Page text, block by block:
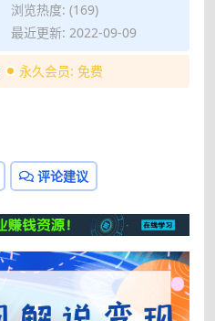
浏览热度: (169)
最近更新: 2022-09-09
永久会员: 免费
评论建议